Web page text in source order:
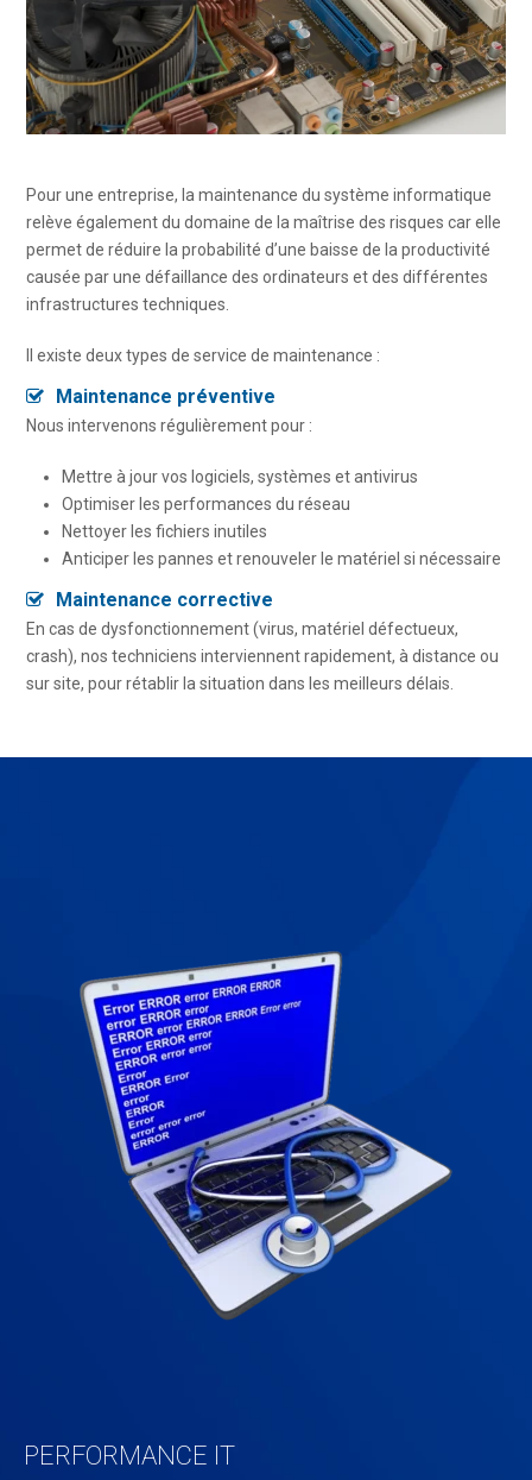
Pour une entreprise, la maintenance du système informatique
relève également du domaine de la maîtrise des risques car elle
permet de réduire la probabilité d’une baisse de la productivité
causée par une défaillance des ordinateurs et des différentes
infrastructures techniques.
Il existe deux types de service de maintenance :
Maintenance préventive
Nous intervenons régulièrement pour :
Mettre à jour vos logiciels, systèmes et antivirus
Optimiser les performances du réseau
Nettoyer les fichiers inutiles
Anticiper les pannes et renouveler le matériel si nécessaire
Maintenance corrective
En cas de dysfonctionnement (virus, matériel défectueux,
crash), nos techniciens interviennent rapidement, à distance ou
sur site, pour rétablir la situation dans les meilleurs délais.
PERFORMANCE IT